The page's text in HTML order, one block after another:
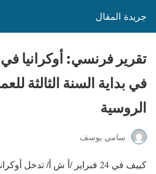
جريدة المقال
تقرير فرنسي: أوكرانيا
في بداية السنة الثالثة
الروسية
سامي يوسف
كييف في 24 فبراير /أ ش أ/ تدخل